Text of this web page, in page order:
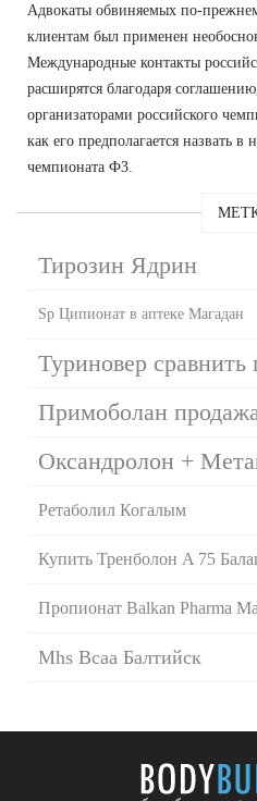
Адвокаты обвиняемых по-
клиентам был применен
Международные контакты
расширятся благодаря
организаторами российского
как его предполагается назвать
чемпионата Ф3.
Тирозин Ядрин
Sp Ципионат в аптеке Магадан
Туриновер
Примоболан
Оксандролон +
Ретаболил Когалым
Купить Тренболон A 75
Пропионат Balkan Pharma
Mhs Bcaa Балтийск